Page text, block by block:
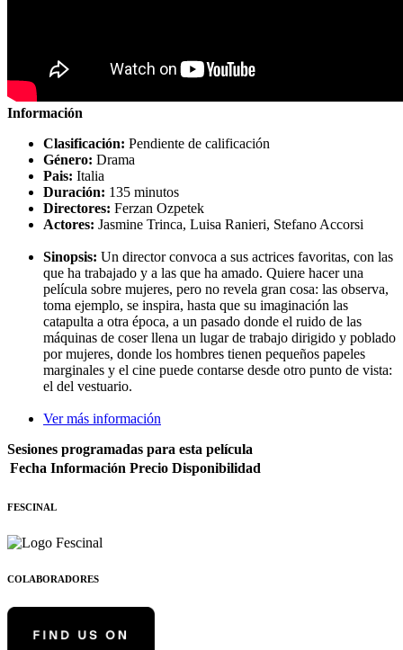
Información
Clasificación: Pendiente de calificación
Género: Drama
Pais: Italia
Duración: 135 minutos
Directores: Ferzan Ozpetek
Actores: Jasmine Trinca, Luisa Ranieri, Stefano Accorsi
Sinopsis: Un director convoca a sus actrices favoritas, con las
que ha trabajado y a las que ha amado. Quiere hacer una
película sobre mujeres, pero no revela gran cosa: las observa,
toma ejemplo, se inspira, hasta que su imaginación las
catapulta a otra época, a un pasado donde el ruido de las
máquinas de coser llena un lugar de trabajo dirigido y poblado
por mujeres, donde los hombres tienen pequeños papeles
marginales y el cine puede contarse desde otro punto de vista:
el del vestuario.
Ver más información
Sesiones programadas para esta película
Fecha Información Precio Disponibilidad
FESCINAL
COLABORADORES